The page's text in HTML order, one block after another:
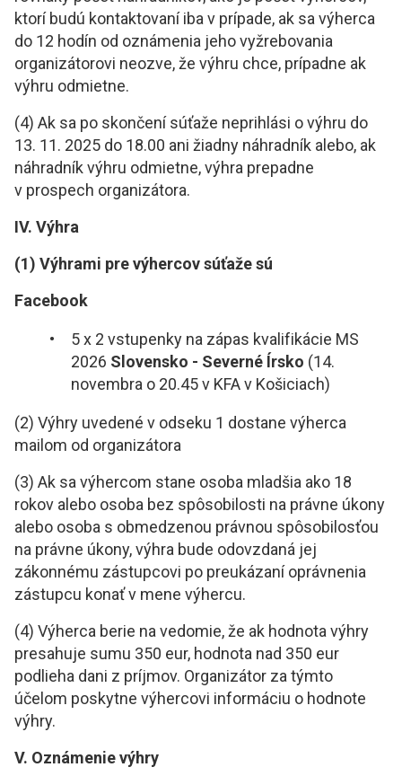
ktorí budú kontaktovaní iba v prípade, ak sa výherca
do 12 hodín od oznámenia jeho vyžrebovania
organizátorovi neozve, že výhru chce, prípadne ak
výhru odmietne.
(4) Ak sa po skončení súťaže neprihlási o výhru do
13. 11. 2025 do 18.00 ani žiadny náhradník alebo, ak
náhradník výhru odmietne, výhra prepadne
v prospech organizátora.
IV. Výhra
(1) Výhrami pre výhercov súťaže sú
Facebook
5 x 2 vstupenky na zápas kvalifikácie MS
2026 Slovensko - Severné Írsko (14.
novembra o 20.45 v KFA v Košiciach)
(2) Výhry uvedené v odseku 1 dostane výherca
mailom od organizátora
(3) Ak sa výhercom stane osoba mladšia ako 18
rokov alebo osoba bez spôsobilosti na právne úkony
alebo osoba s obmedzenou právnou spôsobilosťou
na právne úkony, výhra bude odovzdaná jej
zákonnému zástupcovi po preukázaní oprávnenia
zástupcu konať v mene výhercu.
(4) Výherca berie na vedomie, že ak hodnota výhry
presahuje sumu 350 eur, hodnota nad 350 eur
podlieha dani z príjmov. Organizátor za týmto
účelom poskytne výhercovi informáciu o hodnote
výhry.
V. Oznámenie výhry